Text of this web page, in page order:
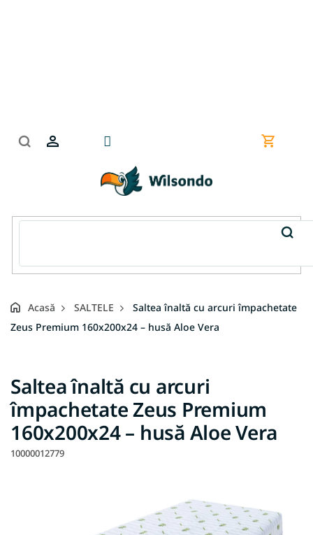
Coş
Acasă SALTELE
Saltea înaltă cu arcuri împachetate
Zeus Premium 160x200x24 – husă Aloe Vera
Saltea înaltă cu arcuri
împachetate Zeus Premium
160x200x24 – husă Aloe Vera
10000012779